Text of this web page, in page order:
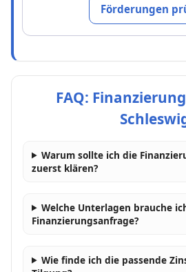
Förderungen
FAQ:
Warum sollte ich die
zuerst klären?
Welche Unterlagen brauche
Finanzierungsanfrage?
Wie finde ich die passende